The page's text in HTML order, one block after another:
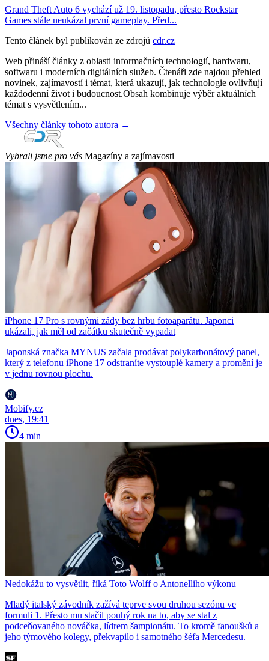
Grand Theft Auto 6 vychází už 19. listopadu, přesto Rockstar
Games stále neukázal první gameplay. Před...
Tento článek byl publikován ze zdrojů cdr.cz
Web přináší články z oblasti informačních technologií, hardwaru,
softwaru i moderních digitálních služeb. Čtenáři zde najdou přehled
novinek, zajímavostí i témat, která ukazují, jak technologie ovlivňují
každodenní život i budoucnost.Obsah kombinuje výběr aktuálních
témat s vysvětlením...
Všechny články tohoto autora →
Vybrali jsme pro vás Magazíny a zajímavosti
iPhone 17 Pro s rovnými zády bez hrbu fotoaparátu. Japonci
ukázali, jak měl od začátku skutečně vypadat
Japonská značka MYNUS začala prodávat polykarbonátový panel,
který z telefonu iPhone 17 odstraníte vystouplé kamery a promění je
v jednu rovnou plochu.
Mobify.cz
dnes, 19:41
4 min
Nedokážu to vysvětlit, říká Toto Wolff o Antonelliho výkonu
Mladý italský závodník zažívá teprve svou druhou sezónu ve
formuli 1. Přesto mu stačil pouhý rok na to, aby se stal z
podceňovaného nováčka, lídrem šampionátu. To kromě fanoušků a
jeho týmového kolegy, překvapilo i samotného šéfa Mercedesu.